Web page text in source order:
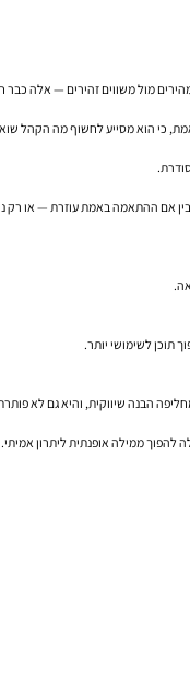
מול משווים זהירים — אלה כבר
כי הוא מסייע לחשוף מה הקהל
תוכן לשימושי יותר.
הבנה שיווקית, והיא גם לא
להפוך ממילה אופנתית ליתרון אמיתי.